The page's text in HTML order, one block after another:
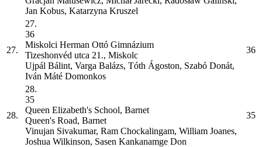
Jan Kobus, Katarzyna Kruszel
27.
27.
36
Miskolci Herman Ottó Gimnázium
Tizeshonvéd utca 21., Miskolc
Ujpál Bálint, Varga Balázs, Tóth Ágoston, Szabó Donát,
Iván Máté Domonkos
36
28.
28.
35
Queen Elizabeth's School, Barnet
Queen's Road, Barnet
Vinujan Sivakumar, Ram Chockalingam, William Joanes,
Joshua Wilkinson, Sasen Kankanamge Don
35